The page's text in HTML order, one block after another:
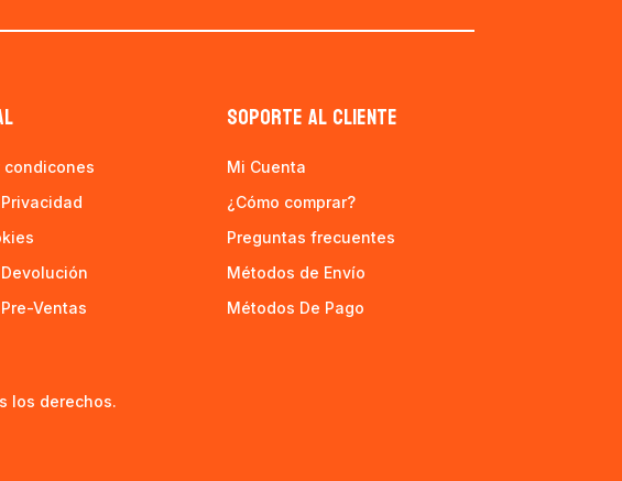
condicones
Ventas
SOPORTE AL CLIENTE
Mi Cuenta
¿Cómo comprar?
Preguntas frecuentes
Métodos de Envío
Métodos De Pago
los derechos.